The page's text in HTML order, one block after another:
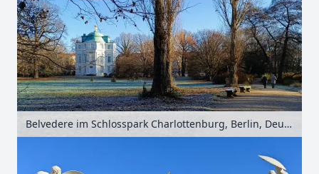
Belvedere im Schlosspark Charlottenburg, Berlin, Deutschland